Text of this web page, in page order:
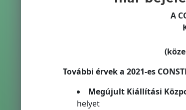
A
További érvek a 2021-es
Megújult Kiállítási
helyet